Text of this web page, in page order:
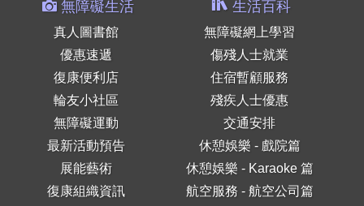
無障礙生活
真人圖書館
優惠速遞
復康便利店
輪友小社區
無障礙運動
最新活動預告
展能藝術
復康組織資訊
生活百科
無障礙網上學習
傷殘人士就業
住宿暫顧服務
殘疾人士優惠
交通安排
休憩娛樂 - 戲院篇
休憩娛樂 - Karaoke 篇
航空服務 - 航空公司篇